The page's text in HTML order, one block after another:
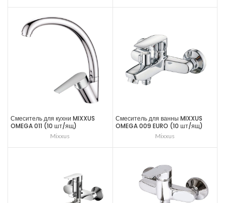
Смеситель для кухни MIXXUS
OMEGA 011 (10 шт/ящ)
Mixxus
Смеситель для ванны MIXXUS
OMEGA 009 EURO (10 шт/ящ)
Mixxus